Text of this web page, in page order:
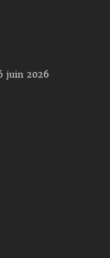
juin 2026